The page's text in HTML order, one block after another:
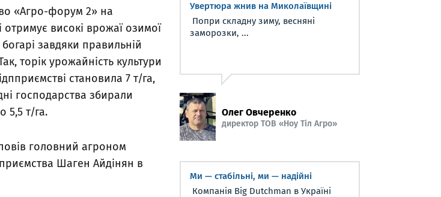
«Агро-форум 2» на
високі врожаї озимої
завдяки правильній
торік урожайність культури
становила 7 т/га,
господарства збирали
5,5 т/га.
головний агроном
Шаген Айдінян в
Увертюра жнив на Миколаївщині
Попри складну зиму, весняні
заморозки, ...
Олег Овчеренко
директор ТОВ «Ноу Тіл Агро»
Ми — стабільні, ми — надійні
Компанія Big Dutchman в Україні